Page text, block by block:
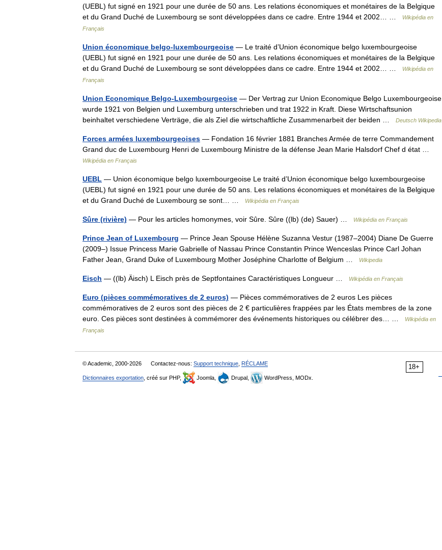
(UEBL) fut signé en 1921 pour une durée de 50 ans. Les relations économiques et monétaires de la Belgique
et du Grand Duché de Luxembourg se sont développées dans ce cadre. Entre 1944 et 2002… …
Wikipédia en
Français
Union économique belgo-luxembourgeoise — Le traité d’Union économique belgo luxembourgeoise
(UEBL) fut signé en 1921 pour une durée de 50 ans. Les relations économiques et monétaires de la Belgique
et du Grand Duché de Luxembourg se sont développées dans ce cadre. Entre 1944 et 2002… …
Wikipédia en
Français
Union Economique Belgo-Luxembourgeoise — Der Vertrag zur Union Economique Belgo Luxembourgeoise
wurde 1921 von Belgien und Luxemburg unterschrieben und trat 1922 in Kraft. Diese Wirtschaftsunion
beinhaltet verschiedene Verträge, die als Ziel die wirtschaftliche Zusammenarbeit der beiden …
Deutsch Wikipedia
Forces armées luxembourgeoises — Fondation 16 février 1881 Branches Armée de terre Commandement
Grand duc de Luxembourg Henri de Luxembourg Ministre de la défense Jean Marie Halsdorf Chef d état …
Wikipédia en Français
UEBL — Union économique belgo luxembourgeoise Le traité d’Union économique belgo luxembourgeoise
(UEBL) fut signé en 1921 pour une durée de 50 ans. Les relations économiques et monétaires de la Belgique
et du Grand Duché de Luxembourg se sont… …
Wikipédia en Français
Sûre (rivière) — Pour les articles homonymes, voir Sûre. Sûre ((lb) (de) Sauer) … Wikipédia en Français
Prince Jean of Luxembourg — Prince Jean Spouse Hélène Suzanna Vestur (1987–2004) Diane De Guerre
(2009–) Issue Princess Marie Gabrielle of Nassau Prince Constantin Prince Wenceslas Prince Carl Johan
Father Jean, Grand Duke of Luxembourg Mother Joséphine Charlotte of Belgium …
Wikipedia
Eisch — ((lb) Äisch) L Eisch près de Septfontaines Caractéristiques Longueur … Wikipédia en Français
Euro (pièces commémoratives de 2 euros) — Pièces commémoratives de 2 euros Les pièces
commémoratives de 2 euros sont des pièces de 2 € particulières frappées par les États membres de la zone
euro. Ces pièces sont destinées à commémorer des événements historiques ou célébrer des… …
Wikipédia en
Français
18+
© Academic, 2000-2026 Contactez-nous: Support technique RÉCLAME
Dictionnaires exportation , créé sur PHP, Joomla, Drupal, WordPress, MODx.